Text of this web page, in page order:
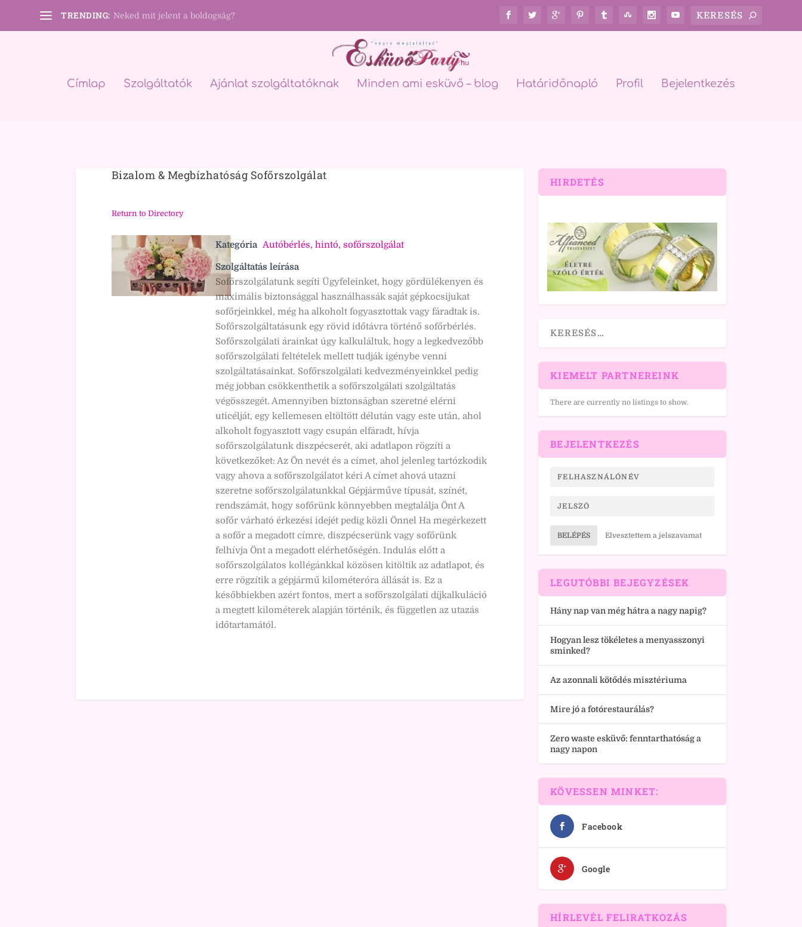
TRENDING: Neked mit jelent a boldogság?
Címlap Szolgáltatók Ajánlat szolgáltatóknak Minden ami esküvő – blog Határidőnapló Profil Bejelentkezés
Bizalom & Megbízhatóság Sofőrszolgálat
Return to Directory
Kategória Autóbérlés, hintó, sofőrszolgálat
Szolgáltatás leírása
Sofőrszolgálatunk segíti Ügyfeleinket, hogy gördülékenyen és
maximális biztonsággal használhassák saját gépkocsijukat
sofőrjeinkkel, még ha alkoholt fogyasztottak vagy fáradtak is.
Sofőrszolgáltatásunk egy rövid időtávra történő sofőrbérlés.
Sofőrszolgálati árainkat úgy kalkuláltuk, hogy a legkedvezőbb
sofőrszolgálati feltételek mellett tudják igénybe venni
szolgáltatásainkat. Sofőrszolgálati kedvezményeinkkel pedig
még jobban csökkenthetik a sofőrszolgálati szolgáltatás
végösszegét. Amennyiben biztonságban szeretné elérni
uticélját, egy kellemesen eltöltött délután vagy este után, ahol
alkoholt fogyasztott vagy csupán elfáradt, hívja
sofőrszolgálatunk diszpécserét, aki adatlapon rögzíti a
következőket: Az Ön nevét és a címet, ahol jelenleg tartózkodik
vagy ahova a sofőrszolgálatot kéri A címet ahová utazni
szeretne sofőrszolgálatunkkal Gépjárműve típusát, színét,
rendszámát, hogy sofőrünk könnyebben megtalálja Önt A
sofőr várható érkezési idejét pedig közli Önnel Ha megérkezett
a sofőr a megadott címre, diszpécserünk vagy sofőrünk
felhívja Önt a megadott elérhetőségén. Indulás előtt a
sofőrszolgálatos kollégánkkal közösen kitöltik az adatlapot, és
erre rögzítik a gépjármű kilométeróra állását is. Ez a
későbbiekben azért fontos, mert a sofőrszolgálati díjkalkuláció
a megtett kilométerek alapján történik, és független az utazás
időtartamától.
HIRDETÉS
KIEMELT PARTNEREINK
There are currently no listings to show.
BEJELENTKEZÉS
BELÉPÉS Elvesztettem a jelszavamat
LEGUTÓBBI BEJEGYZÉSEK
Hány nap van még hátra a nagy napig?
Hogyan lesz tökéletes a menyasszonyi
sminked?
Az azonnali kötődés misztériuma
Mire jó a fotórestaurálás?
Zero waste esküvő: fenntarthatóság a
nagy napon
KÖVESSEN MINKET:
Facebook
Google
HÍRLEVÉL FELIRATKOZÁS